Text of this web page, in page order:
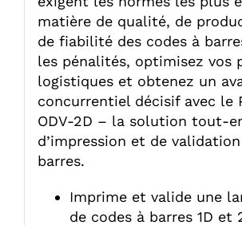
matière de qualité, de
de fiabilité des codes à
les pénalités, optimisez vos
logistiques et obtenez un
concurrentiel décisif avec le
ODV-2D – la solution tout-
d’impression et de
barres.
Imprime et valide une
de codes à barres 1D et